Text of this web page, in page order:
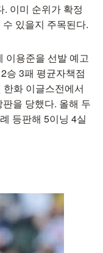
이미 순위가 확정
있을지 주목된다.
이용준을 선발 예고
승 3패 평균자책점
화 이글스전에서
을 당했다. 올해 두
등판해 5이닝 4실